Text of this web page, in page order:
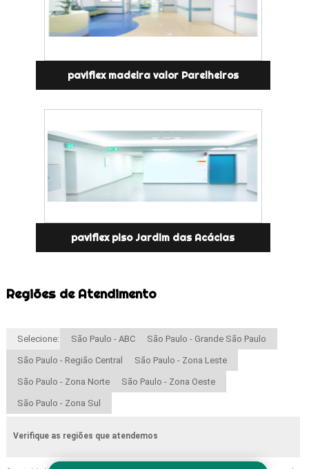
paviflex madeira valor Parelheiros
paviflex piso Jardim das Acácias
Regiões de Atendimento
Selecione: São Paulo - ABC São Paulo - Grande São Paulo
São Paulo - Região Central São Paulo - Zona Leste
São Paulo - Zona Norte São Paulo - Zona Oeste
São Paulo - Zona Sul
Verifique as regiões que atendemos